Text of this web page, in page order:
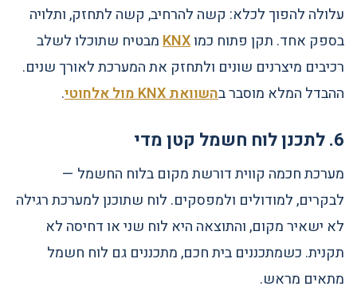
עלולה להפוך לכלא: קשה להרחיב, קשה לתחזק, ותלויה
בספק אחד. תקן פתוח כמוKNXמבטיח שתוכלו לשלב
רכיבים מיצרנים שונים ולתחזק את המערכת לאורך שנים.
ההבדל המלא מוסבר בהשוואת KNX מול אלחוטי .
6. לתכנן לוח חשמל קטן מדי
מערכת חכמה קווית דורשת מקום בלוח החשמל —
לבקרים, למודולים ולמפסקים. לוח שתוכנן למערכת רגילה
לא ישאיר מקום, והתוצאה היא לוח שני או דחיסה לא
תקנית. כשמתכננים בית חכם, מתכננים גם לוח חשמל
מתאים מראש.